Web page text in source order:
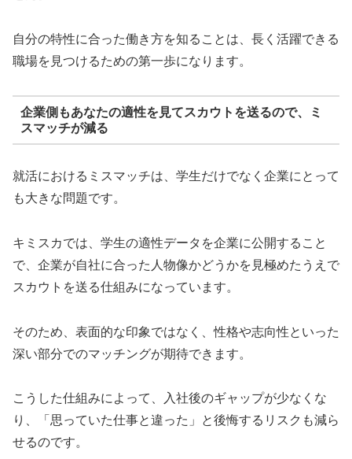
自分の特性に合った働き方を知ることは、長く活躍できる
職場を見つけるための第一歩になります。
企業側もあなたの適性を見てスカウトを送るので、ミ
スマッチが減る
就活におけるミスマッチは、学生だけでなく企業にとって
も大きな問題です。
キミスカでは、学生の適性データを企業に公開すること
で、企業が自社に合った人物像かどうかを見極めたうえで
スカウトを送る仕組みになっています。
そのため、表面的な印象ではなく、性格や志向性といった
深い部分でのマッチングが期待できます。
こうした仕組みによって、入社後のギャップが少なくな
り、「思っていた仕事と違った」と後悔するリスクも減ら
せるのです。